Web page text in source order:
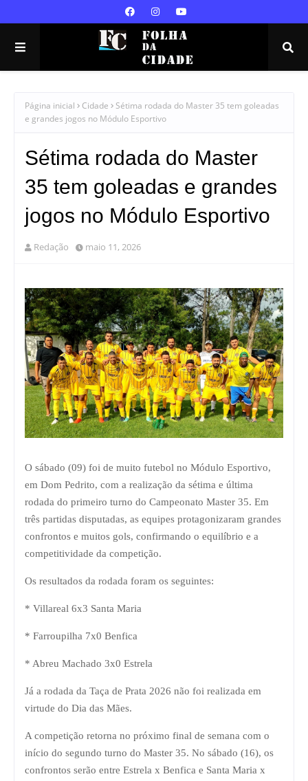
Página inicial Cidade
Sétima rodada do Master 35 tem goleadas
e grandes jogos no Módulo Esportivo
Sétima rodada do Master
35 tem goleadas e grandes
jogos no Módulo Esportivo
Redação maio 11, 2026
O sábado (09) foi de muito futebol no Módulo Esportivo,
em Dom Pedrito, com a realização da sétima e última
rodada do primeiro turno do Campeonato Master 35. Em
três partidas disputadas, as equipes protagonizaram grandes
confrontos e muitos gols, confirmando o equilíbrio e a
competitividade da competição.
Os resultados da rodada foram os seguintes:
* Villareal 6x3 Santa Maria
* Farroupilha 7x0 Benfica
* Abreu Machado 3x0 Estrela
Já a rodada da Taça de Prata 2026 não foi realizada em
virtude do Dia das Mães.
A competição retorna no próximo final de semana com o
início do segundo turno do Master 35. No sábado (16), os
confrontos serão entre Estrela x Benfica e Santa Maria x